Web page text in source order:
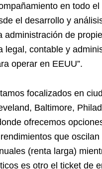
en todo el
el desarrollo y
administración de
legal, contable y
operar en EEUU”.
focalizados en
Baltimore,
ofrecemos
que oscilan
(renta larga)
es otro el ticket de